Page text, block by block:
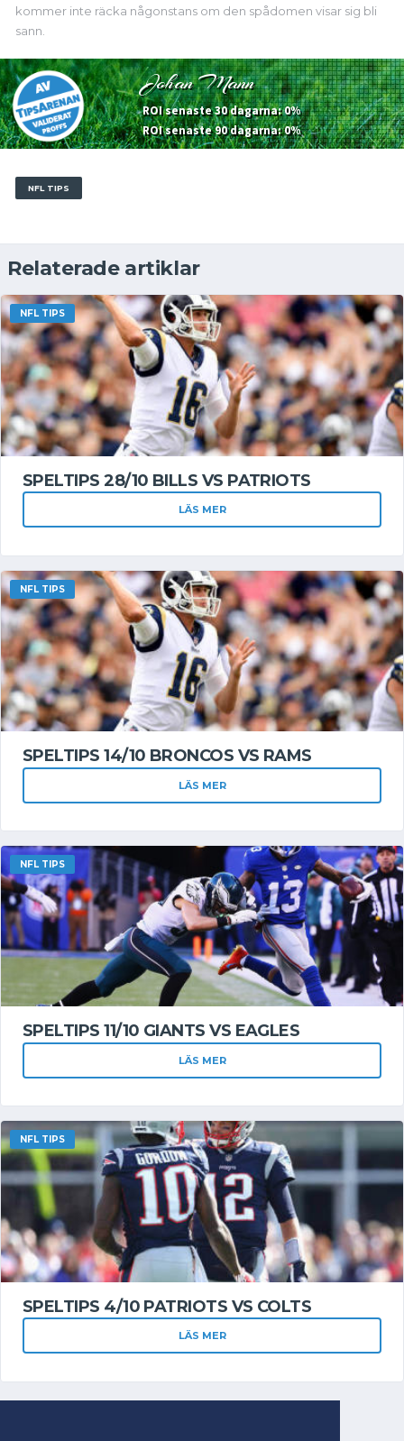
kommer inte räcka någonstans om den spådomen visar sig bli
sann.
Johan Mann
ROI senaste 30 dagarna: 0%
ROI senaste 90 dagarna: 0%
NFL TIPS
Relaterade artiklar
NFL TIPS
SPELTIPS 28/10 BILLS VS PATRIOTS
LÄS MER
NFL TIPS
SPELTIPS 14/10 BRONCOS VS RAMS
LÄS MER
NFL TIPS
SPELTIPS 11/10 GIANTS VS EAGLES
LÄS MER
NFL TIPS
SPELTIPS 4/10 PATRIOTS VS COLTS
LÄS MER